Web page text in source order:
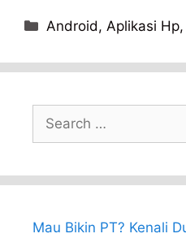
Categories
Android, Aplikasi Hp,
for:
Mau Bikin PT? Kenali